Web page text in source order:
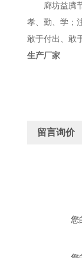
廊坊益腾节
孝、勤、学；
敢于付出、敢
生产厂家
留言询价
您